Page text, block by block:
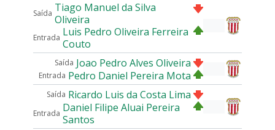
Saída Tiago Manuel da Silva
Oliveira
Entrada Luis Pedro Oliveira Ferreira
Couto
Saída Joao Pedro Alves Oliveira
Entrada Pedro Daniel Pereira Mota
Saída Ricardo Luis da Costa Lima
Entrada Daniel Filipe Aluai Pereira
Santos